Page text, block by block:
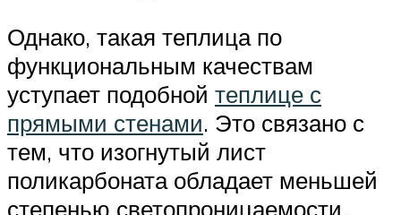
Однако, такая теплица по
функциональным качествам
уступает подобной теплице с
прямыми стенами. Это связано с
тем, что изогнутый лист
поликарбоната обладает меньшей
степенью светопроницаемости.